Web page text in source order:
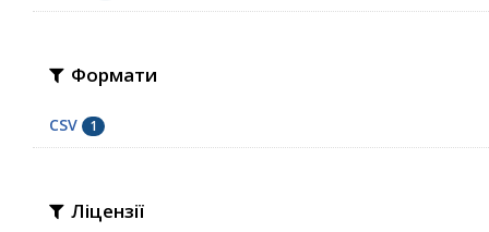
Формати
CSV 1
Ліцензії